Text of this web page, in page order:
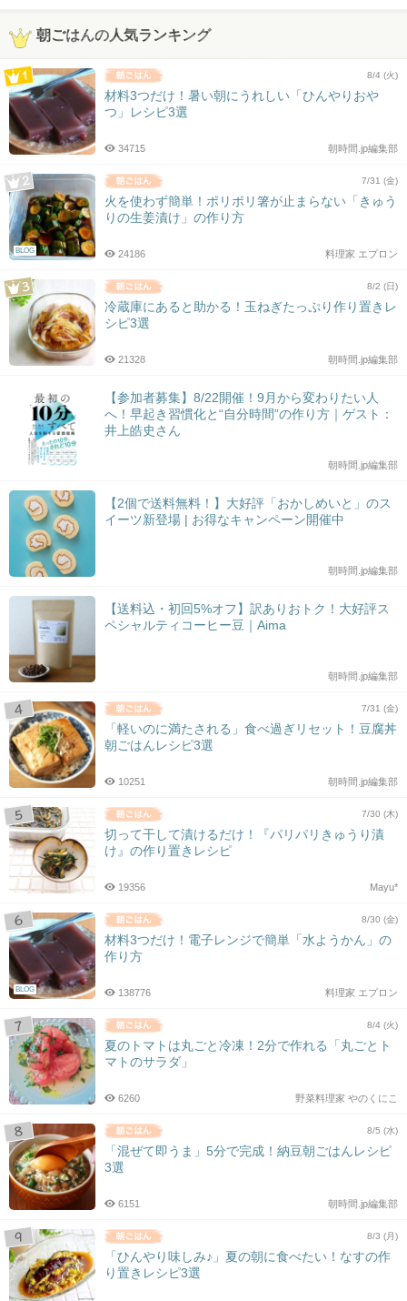
朝ごはんの人気ランキング
8/4 (火)
材料3つだけ！暑い朝にうれしい「ひんやりおや
つ」レシピ3選
朝時間.jp編集部
34715
BLOG
7/31 (金)
火を使わず簡単！ポリポリ箸が止まらない「きゅう
りの生姜漬け」の作り方
料理家 エプロン
24186
8/2 (日)
冷蔵庫にあると助かる！玉ねぎたっぷり作り置きレ
シピ3選
朝時間.jp編集部
21328
【参加者募集】8/22開催！9月から変わりたい人
へ！早起き習慣化と“自分時間”の作り方｜ゲスト：
井上皓史さん
朝時間.jp編集部
【2個で送料無料！】大好評「おかしめいと」のス
イーツ新登場 | お得なキャンペーン開催中
朝時間.jp編集部
【送料込・初回5%オフ】訳ありおトク！大好評ス
ペシャルティコーヒー豆｜Aima
朝時間.jp編集部
7/31 (金)
「軽いのに満たされる」食べ過ぎリセット！豆腐丼
朝ごはんレシピ3選
朝時間.jp編集部
10251
7/30 (木)
切って干して漬けるだけ！『パリパリきゅうり漬
け』の作り置きレシピ
Mayu*
19356
BLOG
8/30 (金)
材料3つだけ！電子レンジで簡単「水ようかん」の
作り方
料理家 エプロン
138776
8/4 (火)
夏のトマトは丸ごと冷凍！2分で作れる「丸ごとト
マトのサラダ」
野菜料理家 やのくにこ
6260
8/5 (水)
「混ぜて即うま」5分で完成！納豆朝ごはんレシピ
3選
朝時間.jp編集部
6151
8/3 (月)
「ひんやり味しみ♪」夏の朝に食べたい！なすの作
り置きレシピ3選